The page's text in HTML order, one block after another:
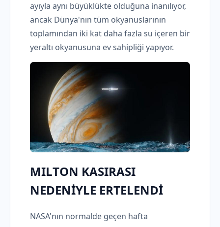
ayıyla aynı büyüklükte olduğuna inanılıyor,
ancak Dünya'nın tüm okyanuslarının
toplamından iki kat daha fazla su içeren bir
yeraltı okyanusuna ev sahipliği yapıyor.
MILTON KASIRASI
NEDENİYLE ERTELENDİ
NASA'nın normalde geçen hafta